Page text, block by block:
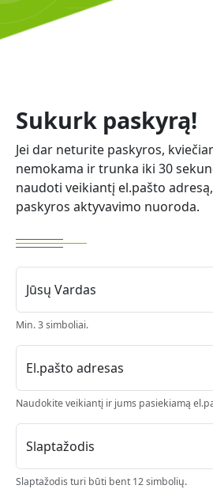
Sukurk paskyrą!
Jei dar neturite paskyros,
nemokama ir trunka iki 30
naudoti veikiantį el.pašto
paskyros aktyvavimo nuoroda.
Jūsų Vardas
Min. 3 simboliai.
Naudokite veikiantį ir jums pasiekiamą
El.pašto adresas
Slaptažodis turi būti bent 12 simbolių.
Slaptažodis